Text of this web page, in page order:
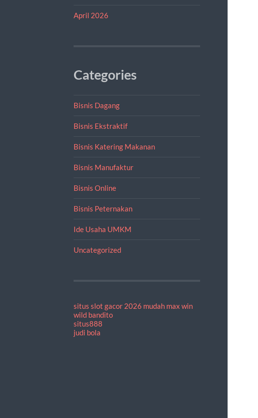
April 2026
Categories
Bisnis Dagang
Bisnis Ekstraktif
Bisnis Katering Makanan
Bisnis Manufaktur
Bisnis Online
Bisnis Peternakan
Ide Usaha UMKM
Uncategorized
situs slot gacor 2026 mudah max win
wild bandito
situs888
judi bola